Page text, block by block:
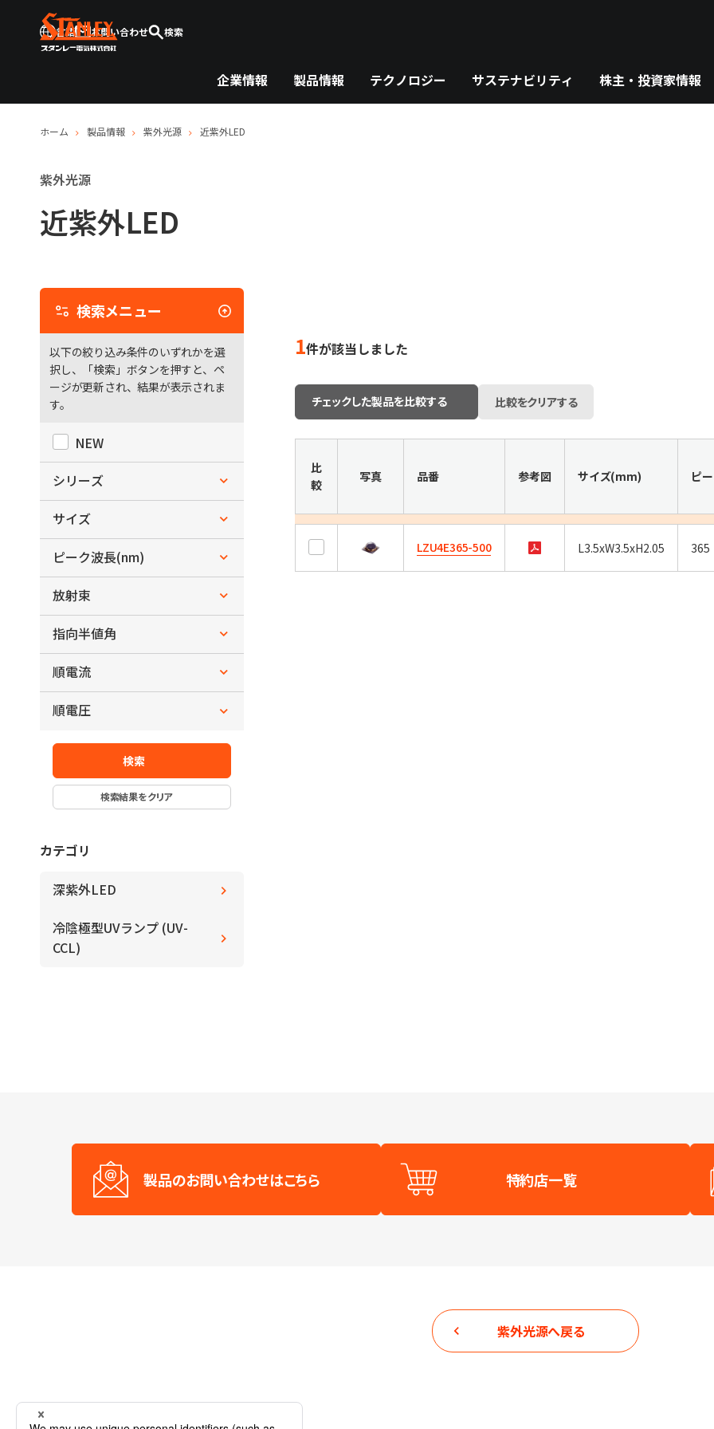
言語 お問い合わせ 検索
企業情報 製品情報 テクノロジー サステナビリティ 株主・投資家情報
ホーム 製品情報 紫外光源 近紫外LED
紫外光源
近紫外LED
検索メニュー
以下の絞り込み条件のいずれかを選
択し、「検索」ボタンを押すと、ペ
ージが更新され、結果が表示されま
す。
NEW
シリーズ
4E シリーズ (Middle-power)
サイズ
L3.5xW3.5xH2.05
ピーク波長(nm)
放射束
mW
指向半値角
x
deg.～ deg.
y
～
順電流
順電圧
V～
V
検索
検索結果をクリア
カテゴリ
深紫外LED
冷陰極型UVランプ (UV-
CCL)
ュ
ー
1件が該当しました
チェックした製品を比較する 比較をクリアする
比
較
写真 品番 参考図 サイズ(mm) ピ
LZU4E365-500 L3.5xW3.5xH2.05 365
製品のお問い合わせはこちら 特約店一覧
紫外光源へ戻る
ホーム 製品情報 紫外光源 近紫外LED